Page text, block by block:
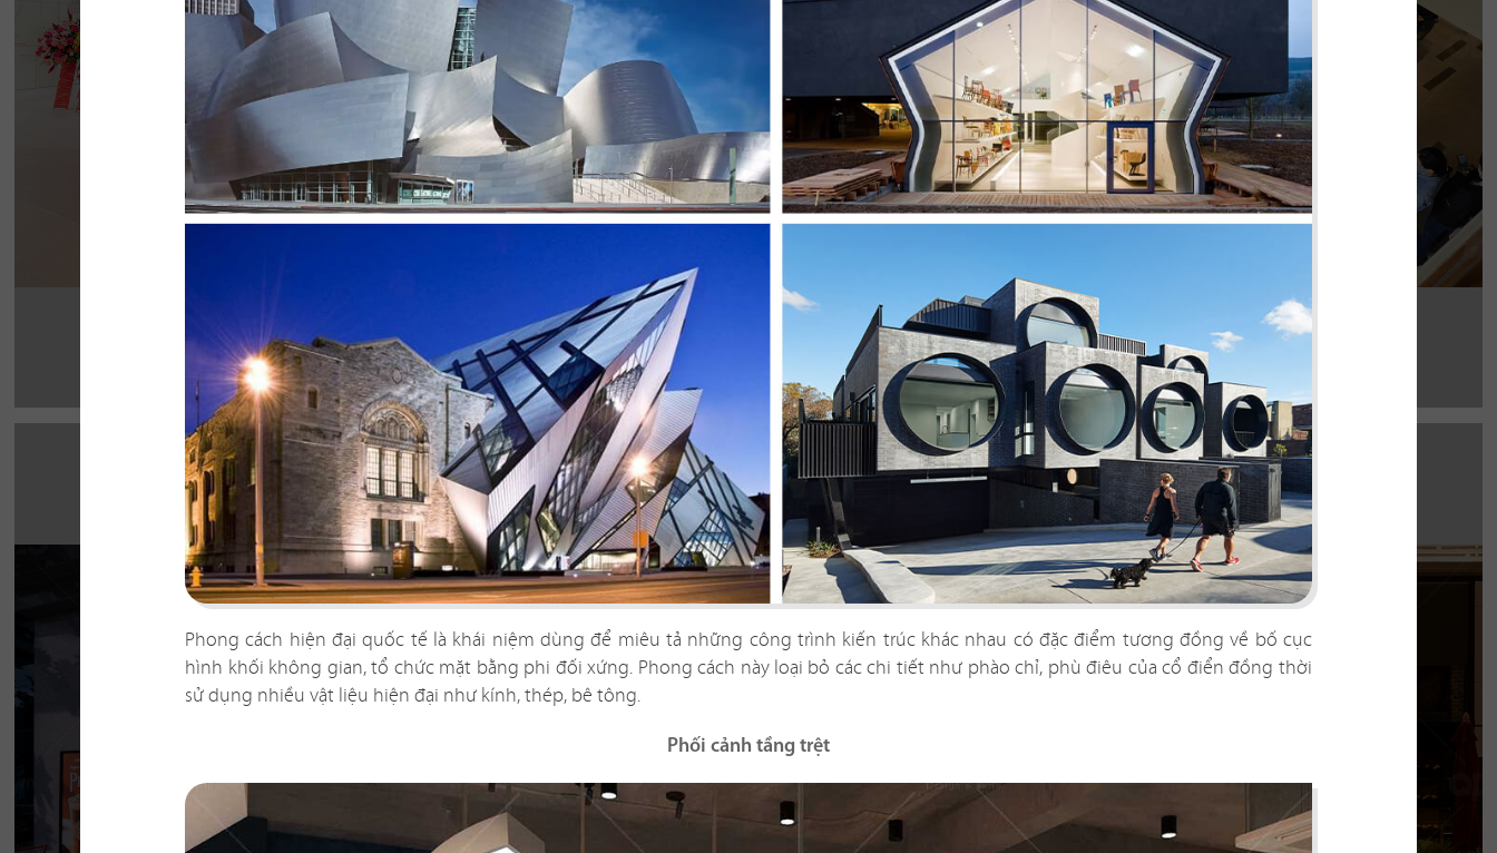
Nhà hàng Bắc Kim Thang được thiết kế theo phong cách Việt
Nam dân gian đương đại...
Chi tiết
Dự án mới nhất của chúng tôi, Phê La - Biên Hòa tọa lạc trên
con đường Võ Thị Sáu sầm uất...
Chi tiết
HIGHLANDS COFFEE
hiện đại, sang trọng.
EL GAUCHO
Phong cách hiện đại quốc tế là khái niệm dùng để miêu tả những công trình kiến trúc khác nhau có đặc điểm tương đồng về bố cục
hình khối không gian, tổ chức mặt bằng phi đối xứng. Phong cách này loại bỏ các chi tiết như phào chỉ, phù điêu của cổ điển đồng thời
sử dụng nhiều vật liệu hiện đại như kính, thép, bê tông.
Phối cảnh tầng trệt